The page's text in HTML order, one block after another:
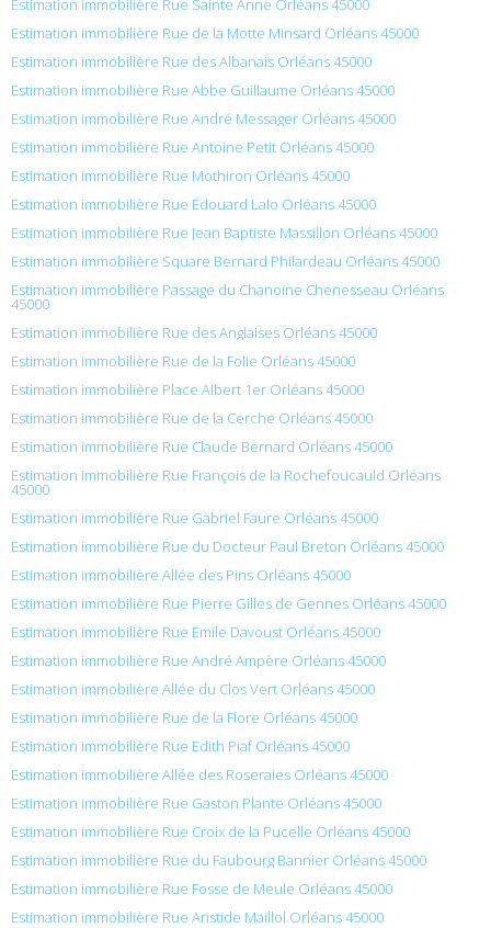
Estimation immobilière Rue Sainte Anne Orléans 45000
Estimation immobilière Rue de la Motte Minsard Orléans 45000
Estimation immobilière Rue des Albanais Orléans 45000
Estimation immobilière Rue Abbe Guillaume Orléans 45000
Estimation immobilière Rue André Messager Orléans 45000
Estimation immobilière Rue Antoine Petit Orléans 45000
Estimation immobilière Rue Mothiron Orléans 45000
Estimation immobilière Rue Édouard Lalo Orléans 45000
Estimation immobilière Rue Jean Baptiste Massillon Orléans 45000
Estimation immobilière Square Bernard Philardeau Orléans 45000
Estimation immobilière Passage du Chanoine Chenesseau Orléans
45000
Estimation immobilière Rue des Anglaises Orléans 45000
Estimation immobilière Rue de la Folie Orléans 45000
Estimation immobilière Place Albert 1er Orléans 45000
Estimation immobilière Rue de la Cerche Orléans 45000
Estimation immobilière Rue Claude Bernard Orléans 45000
Estimation immobilière Rue François de la Rochefoucauld Orléans
45000
Estimation immobilière Rue Gabriel Faure Orléans 45000
Estimation immobilière Rue du Docteur Paul Breton Orléans 45000
Estimation immobilière Allée des Pins Orléans 45000
Estimation immobilière Rue Pierre Gilles de Gennes Orléans 45000
Estimation immobilière Rue Émile Davoust Orléans 45000
Estimation immobilière Rue André Ampère Orléans 45000
Estimation immobilière Allée du Clos Vert Orléans 45000
Estimation immobilière Rue de la Flore Orléans 45000
Estimation immobilière Rue Edith Piaf Orléans 45000
Estimation immobilière Allée des Roseraies Orléans 45000
Estimation immobilière Rue Gaston Plante Orléans 45000
Estimation immobilière Rue Croix de la Pucelle Orléans 45000
Estimation immobilière Rue du Faubourg Bannier Orléans 45000
Estimation immobilière Rue Fosse de Meule Orléans 45000
Estimation immobilière Rue Aristide Maillol Orléans 45000